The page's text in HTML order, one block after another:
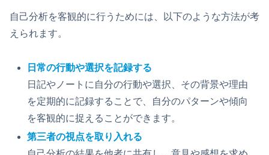
自己分析を客観的に行うためには、以下のような方法が考
えられます。
日常の行動や選択を記録する
日記やノートに自分の行動や選択、その背景や理由
を定期的に記録することで、自分のパターンや傾向
を客観的に捉えることができます。
第三者の視点を取り入れる